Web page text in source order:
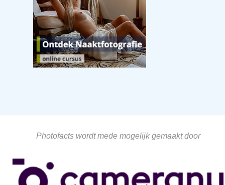
Photofacts wordt mede mogelijk gemaakt door